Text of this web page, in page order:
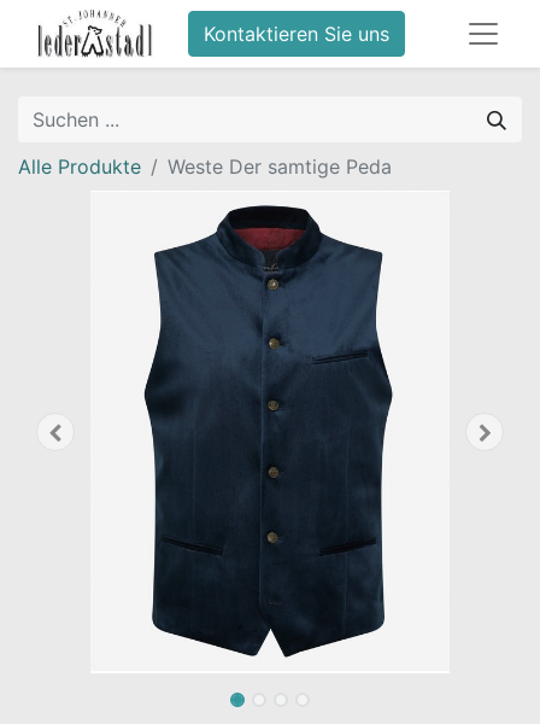
Kontaktieren Sie uns
Alle Produkte Weste Der samtige Peda